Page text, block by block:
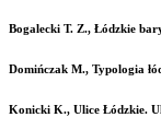
Bogalecki T. Z., Łódzkie
Domińczak M., Typologia
Konicki K., Ulice Łódzkie.